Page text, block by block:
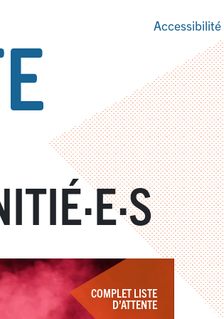
Accessibilité
·E·S
COMPLET LISTE
D’ATTENTE